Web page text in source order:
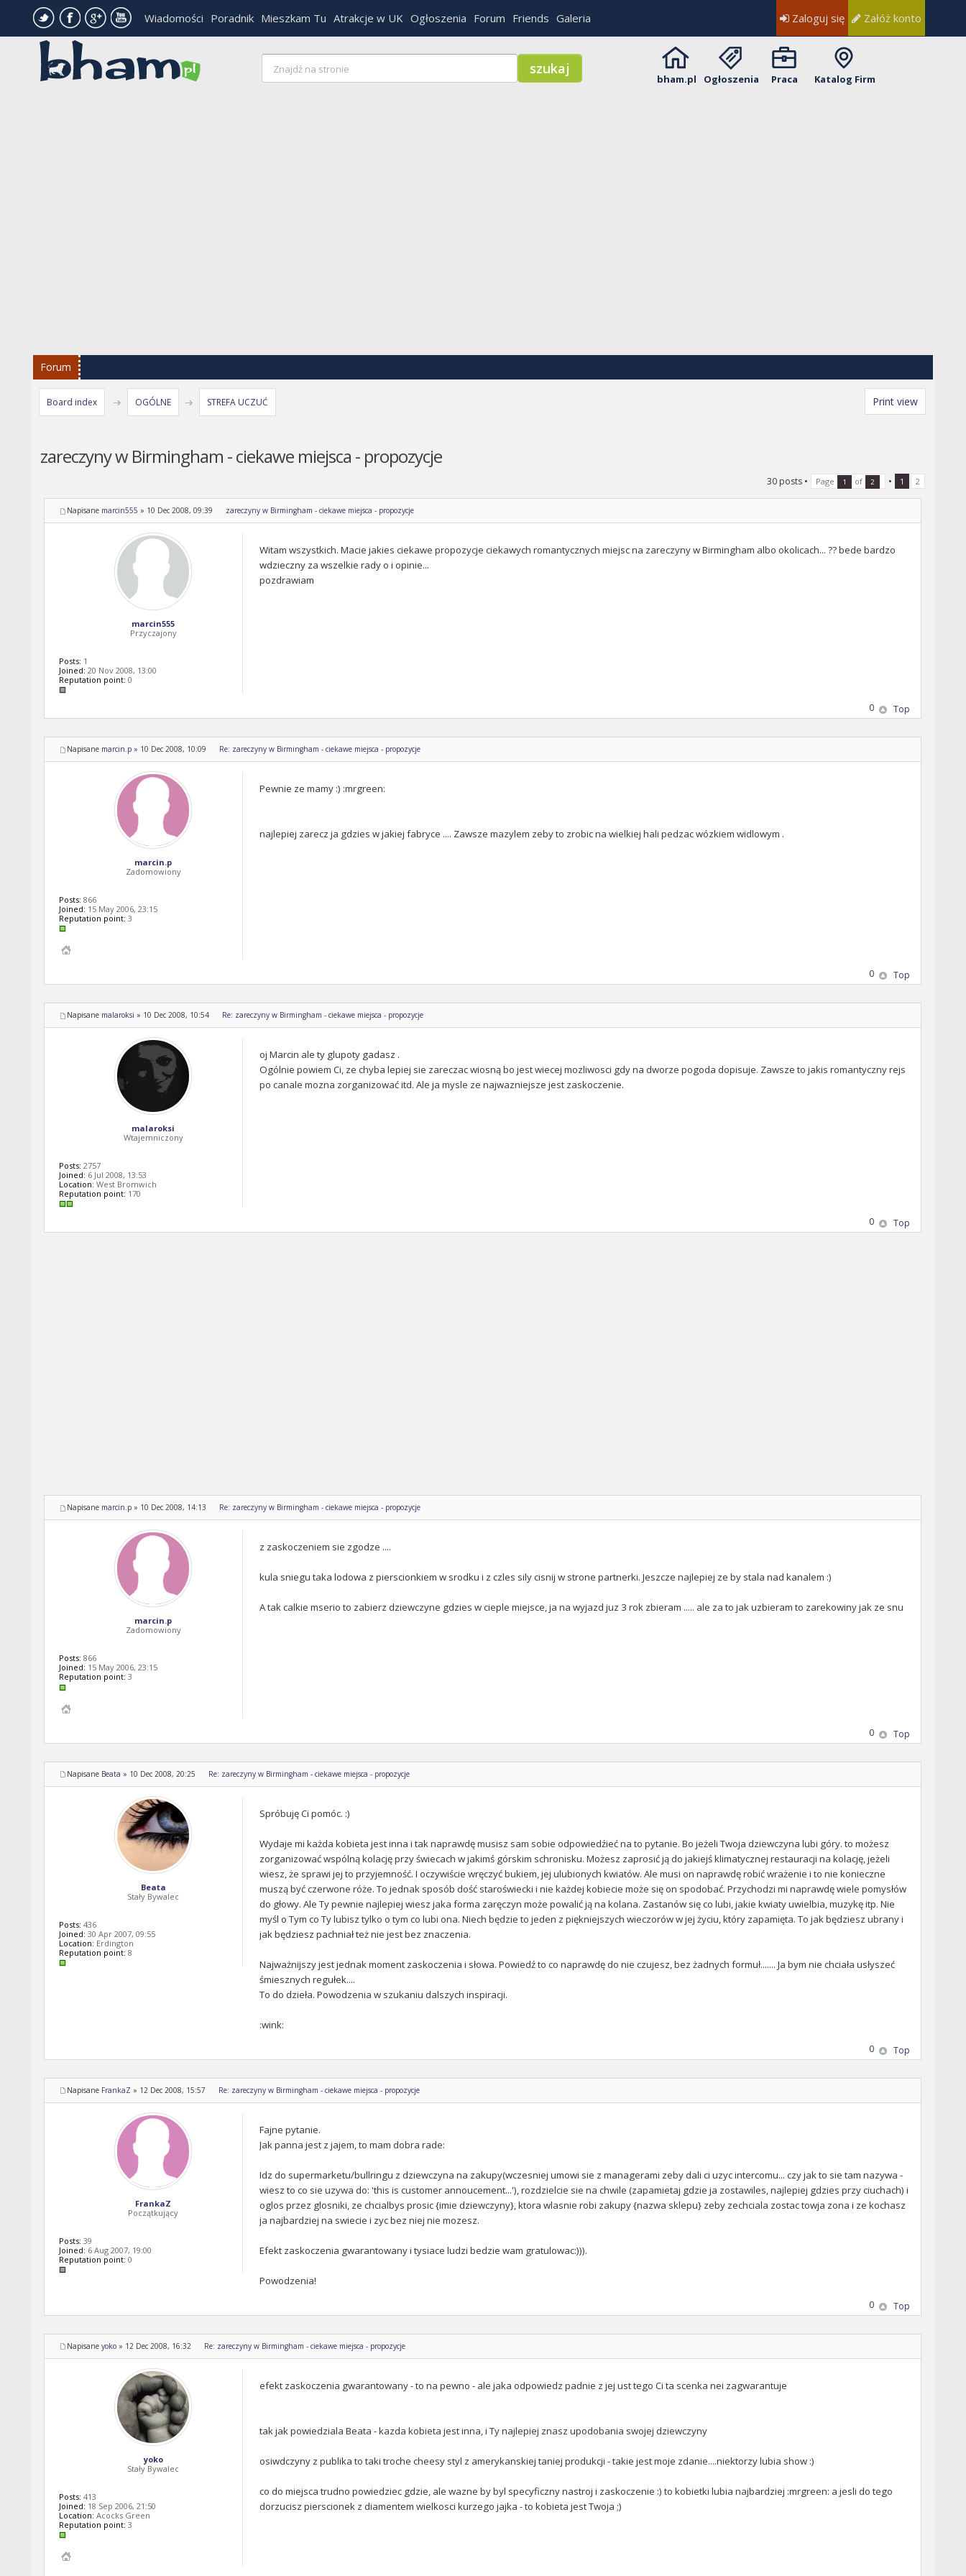
Wiadomości Poradnik Mieszkam Tu Atrakcje w UK Ogłoszenia Forum Friends Galeria Zaloguj się Załóż konto
bham.pl Ogłoszenia Praca Katalog Firm
Forum
Board index OGÓLNE STREFA UCZUĆ Print view
zareczyny w Birmingham - ciekawe miejsca - propozycje
30 posts • Page 1 of 2 • 1 2
Napisane marcin555 » 10 Dec 2008, 09:39 zareczyny w Birmingham - ciekawe miejsca - propozycje
Witam wszystkich. Macie jakies ciekawe propozycje ciekawych romantycznych miejsc na zareczyny w Birmingham albo okolicach... ?? bede bardzo
wdzieczny za wszelkie rady o i opinie...
pozdrawiam
marcin555
Przyczajony
Posts: 1
Joined: 20 Nov 2008, 13:00
Reputation point: 0
Top
0
Napisane marcin.p » 10 Dec 2008, 10:09 Re: zareczyny w Birmingham - ciekawe miejsca - propozycje
Pewnie ze mamy :) :mrgreen:
najlepiej zarecz ja gdzies w jakiej fabryce .... Zawsze mazylem zeby to zrobic na wielkiej hali pedzac wózkiem widlowym .
marcin.p
Zadomowiony
Posts: 866
Joined: 15 May 2006, 23:15
Reputation point: 3
Top
0
Napisane malaroksi » 10 Dec 2008, 10:54 Re: zareczyny w Birmingham - ciekawe miejsca - propozycje
oj Marcin ale ty glupoty gadasz .
Ogólnie powiem Ci, ze chyba lepiej sie zareczac wiosną bo jest wiecej mozliwosci gdy na dworze pogoda dopisuje. Zawsze to jakis romantyczny rejs
po canale mozna zorganizować itd. Ale ja mysle ze najwazniejsze jest zaskoczenie.
malaroksi
Wtajemniczony
Posts: 2757
Joined: 6 Jul 2008, 13:53
Location: West Bromwich
Reputation point: 170
Top
0
Napisane marcin.p » 10 Dec 2008, 14:13 Re: zareczyny w Birmingham - ciekawe miejsca - propozycje
z zaskoczeniem sie zgodze ....
kula sniegu taka lodowa z pierscionkiem w srodku i z czles sily cisnij w strone partnerki. Jeszcze najlepiej ze by stala nad kanalem :)
A tak calkie mserio to zabierz dziewczyne gdzies w cieple miejsce, ja na wyjazd juz 3 rok zbieram ..... ale za to jak uzbieram to zarekowiny jak ze snu
marcin.p
Zadomowiony
Posts: 866
Joined: 15 May 2006, 23:15
Reputation point: 3
Top
0
Napisane Beata » 10 Dec 2008, 20:25 Re: zareczyny w Birmingham - ciekawe miejsca - propozycje
Spróbuję Ci pomóc. :)
Wydaje mi każda kobieta jest inna i tak naprawdę musisz sam sobie odpowiedźieć na to pytanie. Bo jeżeli Twoja dziewczyna lubi góry. to możesz
zorganizować wspólną kolację przy świecach w jakimś górskim schronisku. Możesz zaprosić ją do jakiejś klimatycznej restauracji na kolację, jeżeli
wiesz, że sprawi jej to przyjemność. I oczywiście wręczyć bukiem, jej ulubionych kwiatów. Ale musi on naprawdę robić wrażenie i to nie konieczne
muszą być czerwone róże. To jednak sposób dość staroświecki i nie każdej kobiecie może się on spodobać. Przychodzi mi naprawdę wiele pomysłów
do głowy. Ale Ty pewnie najlepiej wiesz jaka forma zaręczyn może powalić ją na kolana. Zastanów się co lubi, jakie kwiaty uwielbia, muzykę itp. Nie
myśl o Tym co Ty lubisz tylko o tym co lubi ona. Niech będzie to jeden z piękniejszych wieczorów w jej życiu, który zapamięta. To jak będziesz ubrany i
jak będziesz pachniał też nie jest bez znaczenia.
Najważnijszy jest jednak moment zaskoczenia i słowa. Powiedź to co naprawdę do nie czujesz, bez żadnych formuł....... Ja bym nie chciała usłyszeć
śmiesznych regułek....
To do dzieła. Powodzenia w szukaniu dalszych inspiracji.
:wink:
Beata
Stały Bywalec
Posts: 436
Joined: 30 Apr 2007, 09:55
Location: Erdington
Reputation point: 8
Top
0
Napisane FrankaZ » 12 Dec 2008, 15:57 Re: zareczyny w Birmingham - ciekawe miejsca - propozycje
Fajne pytanie.
Jak panna jest z jajem, to mam dobra rade:
Idz do supermarketu/bullringu z dziewczyna na zakupy(wczesniej umowi sie z managerami zeby dali ci uzyc intercomu... czy jak to sie tam nazywa -
wiesz to co sie uzywa do: 'this is customer annoucement...'), rozdzielcie sie na chwile (zapamietaj gdzie ja zostawiles, najlepiej gdzies przy ciuchach) i
oglos przez glosniki, ze chcialbys prosic {imie dziewczyny}, ktora wlasnie robi zakupy {nazwa sklepu} zeby zechciala zostac towja zona i ze kochasz
ja najbardziej na swiecie i zyc bez niej nie mozesz.
Efekt zaskoczenia gwarantowany i tysiace ludzi bedzie wam gratulowac:))).
Powodzenia!
FrankaZ
Początkujący
Posts: 39
Joined: 6 Aug 2007, 19:00
Reputation point: 0
Top
0
Napisane yoko » 12 Dec 2008, 16:32 Re: zareczyny w Birmingham - ciekawe miejsca - propozycje
efekt zaskoczenia gwarantowany - to na pewno - ale jaka odpowiedz padnie z jej ust tego Ci ta scenka nei zagwarantuje
tak jak powiedziala Beata - kazda kobieta jest inna, i Ty najlepiej znasz upodobania swojej dziewczyny
osiwdczyny z publika to taki troche cheesy styl z amerykanskiej taniej produkcji - takie jest moje zdanie....niektorzy lubia show :)
co do miejsca trudno powiedziec gdzie, ale wazne by byl specyficzny nastroj i zaskoczenie :) to kobietki lubia najbardziej :mrgreen: a jesli do tego
dorzucisz pierscionek z diamentem wielkosci kurzego jajka - to kobieta jest Twoja ;)
yoko
Stały Bywalec
Posts: 413
Joined: 18 Sep 2006, 21:50
Location: Acocks Green
Reputation point: 3